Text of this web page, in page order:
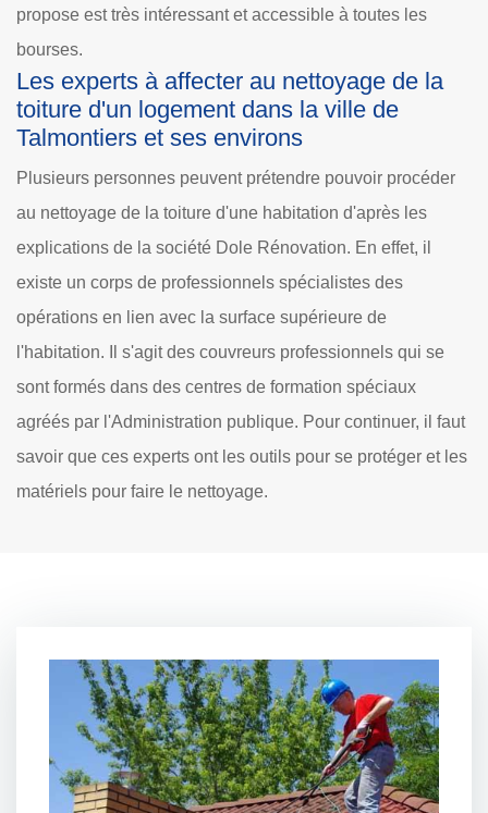
propose est très intéressant et accessible à toutes les
bourses.
Les experts à affecter au nettoyage de la
toiture d'un logement dans la ville de
Talmontiers et ses environs
Plusieurs personnes peuvent prétendre pouvoir procéder
au nettoyage de la toiture d'une habitation d'après les
explications de la société Dole Rénovation. En effet, il
existe un corps de professionnels spécialistes des
opérations en lien avec la surface supérieure de
l'habitation. Il s'agit des couvreurs professionnels qui se
sont formés dans des centres de formation spéciaux
agréés par l'Administration publique. Pour continuer, il faut
savoir que ces experts ont les outils pour se protéger et les
matériels pour faire le nettoyage.